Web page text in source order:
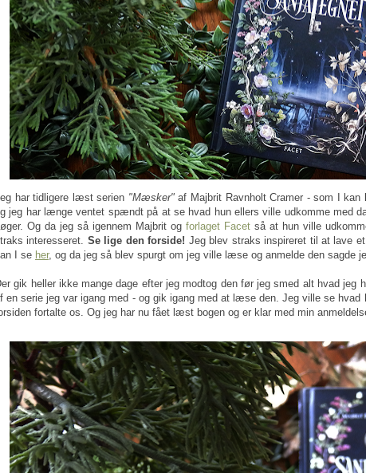
har tidligere læst serien "Mæsker"af Majbrit Ravnholt Cramer - som I
jeg har længe ventet spændt på at se hvad hun ellers ville udkomme med
Og da jeg så igennem Majbrit og forlaget Facet så at hun ville
interesseret. Se lige den forside! Jeg blev straks inspireret til at lave
I se her, og da jeg så blev spurgt om jeg ville læse og anmelde den sagde
gik heller ikke mange dage efter jeg modtog den før jeg smed alt hvad
en serie jeg var igang med - og gik igang med at læse den. Jeg ville se hvad
fortalte os. Og jeg har nu fået læst bogen og er klar med min